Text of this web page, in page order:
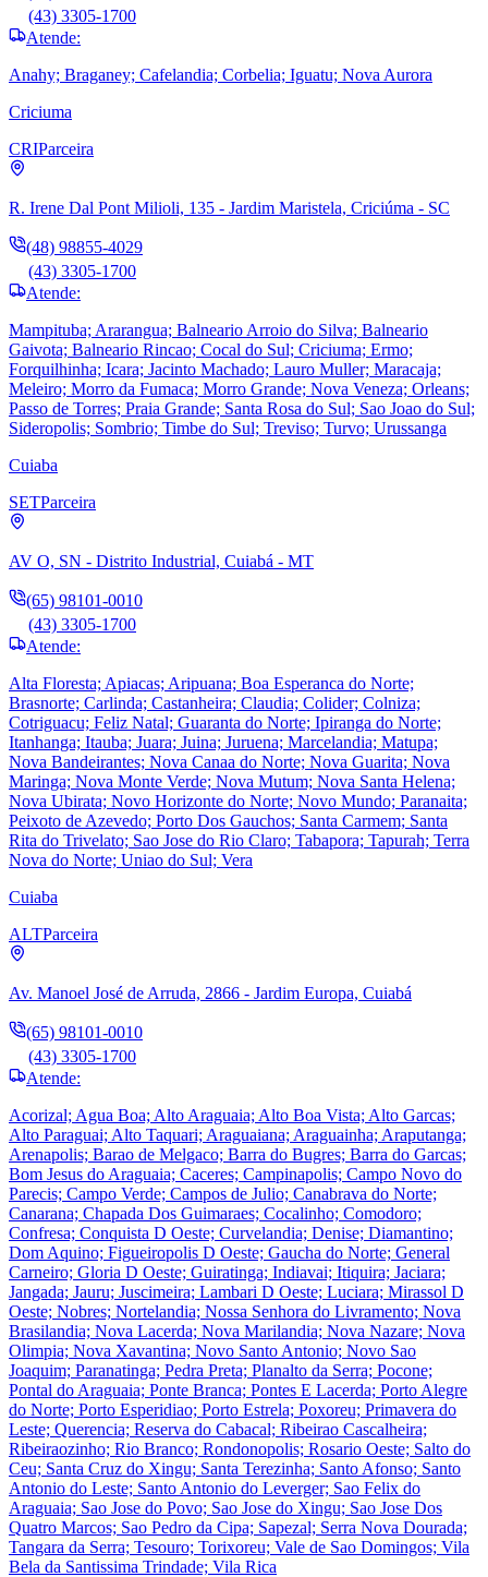
(43) 3305-1700
Atende:
Anahy; Braganey; Cafelandia; Corbelia; Iguatu; Nova Aurora
Criciuma
CRIParceira
R. Irene Dal Pont Milioli, 135 - Jardim Maristela, Criciúma - SC
(48) 98855-4029
(43) 3305-1700
Atende:
Mampituba; Ararangua; Balneario Arroio do Silva; Balneario
Gaivota; Balneario Rincao; Cocal do Sul; Criciuma; Ermo;
Forquilhinha; Icara; Jacinto Machado; Lauro Muller; Maracaja;
Meleiro; Morro da Fumaca; Morro Grande; Nova Veneza; Orleans;
Passo de Torres; Praia Grande; Santa Rosa do Sul; Sao Joao do Sul;
Sideropolis; Sombrio; Timbe do Sul; Treviso; Turvo; Urussanga
Cuiaba
SETParceira
AV O, SN - Distrito Industrial, Cuiabá - MT
(65) 98101-0010
(43) 3305-1700
Atende:
Alta Floresta; Apiacas; Aripuana; Boa Esperanca do Norte;
Brasnorte; Carlinda; Castanheira; Claudia; Colider; Colniza;
Cotriguacu; Feliz Natal; Guaranta do Norte; Ipiranga do Norte;
Itanhanga; Itauba; Juara; Juina; Juruena; Marcelandia; Matupa;
Nova Bandeirantes; Nova Canaa do Norte; Nova Guarita; Nova
Maringa; Nova Monte Verde; Nova Mutum; Nova Santa Helena;
Nova Ubirata; Novo Horizonte do Norte; Novo Mundo; Paranaita;
Peixoto de Azevedo; Porto Dos Gauchos; Santa Carmem; Santa
Rita do Trivelato; Sao Jose do Rio Claro; Tabapora; Tapurah; Terra
Nova do Norte; Uniao do Sul; Vera
Cuiaba
ALTParceira
Av. Manoel José de Arruda, 2866 - Jardim Europa, Cuiabá
(65) 98101-0010
(43) 3305-1700
Atende:
Acorizal; Agua Boa; Alto Araguaia; Alto Boa Vista; Alto Garcas;
Alto Paraguai; Alto Taquari; Araguaiana; Araguainha; Araputanga;
Arenapolis; Barao de Melgaco; Barra do Bugres; Barra do Garcas;
Bom Jesus do Araguaia; Caceres; Campinapolis; Campo Novo do
Parecis; Campo Verde; Campos de Julio; Canabrava do Norte;
Canarana; Chapada Dos Guimaraes; Cocalinho; Comodoro;
Confresa; Conquista D Oeste; Curvelandia; Denise; Diamantino;
Dom Aquino; Figueiropolis D Oeste; Gaucha do Norte; General
Carneiro; Gloria D Oeste; Guiratinga; Indiavai; Itiquira; Jaciara;
Jangada; Jauru; Juscimeira; Lambari D Oeste; Luciara; Mirassol D
Oeste; Nobres; Nortelandia; Nossa Senhora do Livramento; Nova
Brasilandia; Nova Lacerda; Nova Marilandia; Nova Nazare; Nova
Olimpia; Nova Xavantina; Novo Santo Antonio; Novo Sao
Joaquim; Paranatinga; Pedra Preta; Planalto da Serra; Pocone;
Pontal do Araguaia; Ponte Branca; Pontes E Lacerda; Porto Alegre
do Norte; Porto Esperidiao; Porto Estrela; Poxoreu; Primavera do
Leste; Querencia; Reserva do Cabacal; Ribeirao Cascalheira;
Ribeiraozinho; Rio Branco; Rondonopolis; Rosario Oeste; Salto do
Ceu; Santa Cruz do Xingu; Santa Terezinha; Santo Afonso; Santo
Antonio do Leste; Santo Antonio do Leverger; Sao Felix do
Araguaia; Sao Jose do Povo; Sao Jose do Xingu; Sao Jose Dos
Quatro Marcos; Sao Pedro da Cipa; Sapezal; Serra Nova Dourada;
Tangara da Serra; Tesouro; Torixoreu; Vale de Sao Domingos; Vila
Bela da Santissima Trindade; Vila Rica